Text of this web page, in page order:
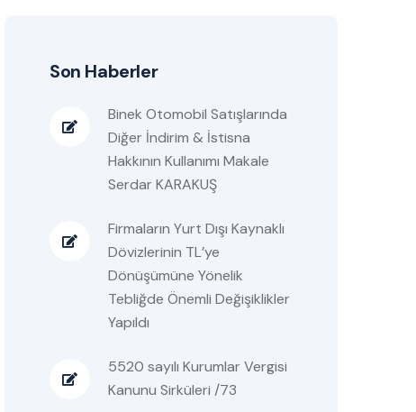
Son Haberler
Binek Otomobil Satışlarında
Diğer İndirim & İstisna
Hakkının Kullanımı Makale
Serdar KARAKUŞ
Firmaların Yurt Dışı Kaynaklı
Dövizlerinin TL’ye
Dönüşümüne Yönelik
Tebliğde Önemli Değişiklikler
Yapıldı
5520 sayılı Kurumlar Vergisi
Kanunu Sirküleri /73